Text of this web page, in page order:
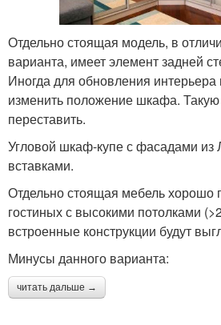
Отдельно стоящая модель, в
варианта, имеет элемент задней
Иногда для обновления интерьера
изменить положение шкафа.
переставить.
Угловой шкаф-купе с фасадами
вставками.
Отдельно стоящая мебель хорошо
гостиных с высокими потолками
встроенные конструкции будут
Минусы данного варианта:
читать дальше →